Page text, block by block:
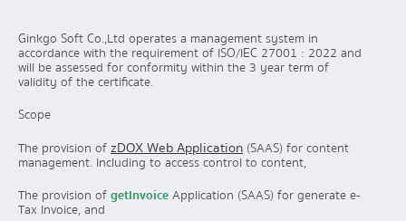
Ginkgo Soft Co.,Ltd operates a management system in
accordance with the requirement of ISO/IEC 27001 : 2022 and
will be assessed for conformity within the 3 year term of
validity of the certificate.
Scope
The provision ofzDOX Web Application (SAAS) for content
management. Including to access control to content,
The provision ofgetInvoiceApplication (SAAS) for generate e-
Tax Invoice, and